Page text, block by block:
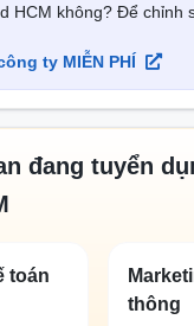
viên của Siam Group:
Chuyên sâu về
V-line, các dịch vụ
Tháng 11/2022,
nghiệm thiết thực
cung cấp các
HCM không? Để chỉnh
ty MIỄN PHÍ
đang tuyển
toán
thông